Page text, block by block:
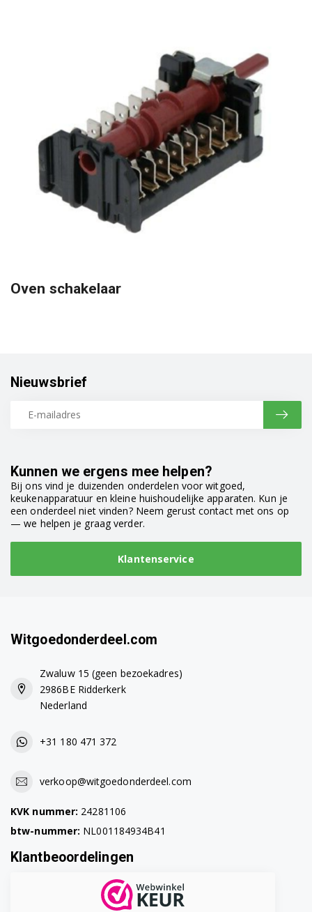
Oven schakelaar
Kunnen we ergens mee helpen?
Bij ons vind je duizenden onderdelen voor witgoed,
keukenapparatuur en kleine huishoudelijke apparaten. Kun je
een onderdeel niet vinden? Neem gerust contact met ons op
— we helpen je graag verder.
Klantenservice
Nieuwsbrief
Witgoedonderdeel.com
Zwaluw 15 (geen bezoekadres)
2986BE Ridderkerk
Nederland
+31 180 471 372
verkoop@witgoedonderdeel.com
KVK nummer: 24281106
btw-nummer: NL001184934B41
Klantbeoordelingen